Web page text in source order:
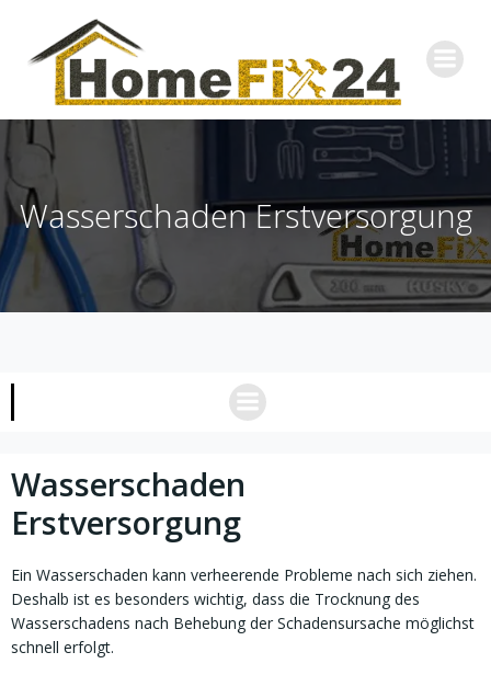
springen
Wasserschaden Erstversorgung
Wasserschaden
Erstversorgung
Ein Wasserschaden kann verheerende Probleme nach sich ziehen.
Deshalb ist es besonders wichtig, dass die Trocknung des
Wasserschadens nach Behebung der Schadensursache möglichst
schnell erfolgt.